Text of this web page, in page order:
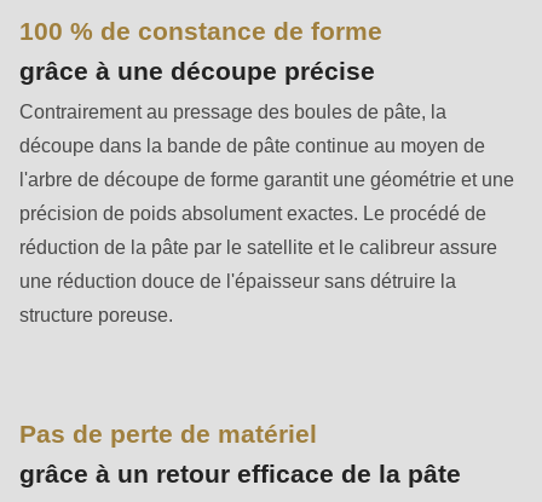
597
of
modules/custom/rondo_contact/src/ContactService.php
Deprecated
function:
mb_substr():
Passing
parameter
($string)
100 % de constance de forme
grâce à une découpe précise
Contrairement au pressage des boules de pâte, la
découpe dans la bande de pâte continue au moyen de
l'arbre de découpe de forme garantit une géométrie et une
précision de poids absolument exactes. Le procédé de
réduction de la pâte par le satellite et le calibreur assure
une réduction douce de l'épaisseur sans détruire la
structure poreuse.
Pas de perte de matériel
grâce à un retour efficace de la pâte